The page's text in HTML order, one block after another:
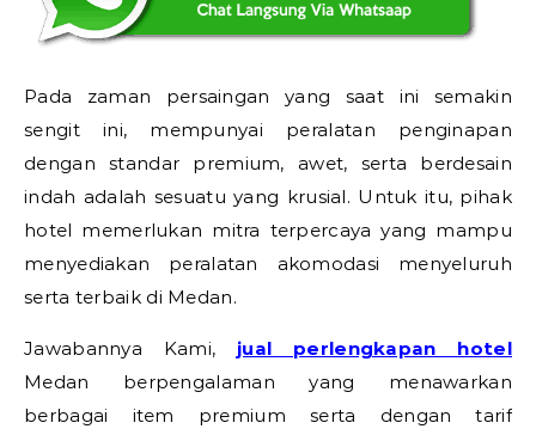
Pada zaman persaingan yang saat ini semakin
sengit ini, mempunyai peralatan penginapan
dengan standar premium, awet, serta berdesain
indah adalah sesuatu yang krusial. Untuk itu, pihak
hotel memerlukan mitra terpercaya yang mampu
menyediakan peralatan akomodasi menyeluruh
serta terbaik di Medan.
Jawabannya Kami, jual perlengkapan hotel
Medan berpengalaman yang menawarkan
berbagai item premium serta dengan tarif